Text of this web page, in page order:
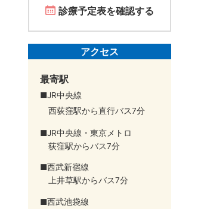
診療予定表を確認する
アクセス
最寄駅
■JR中央線
西荻窪駅から直行バス7分
■JR中央線・東京メトロ
荻窪駅からバス7分
■西武新宿線
上井草駅からバス7分
■西武池袋線